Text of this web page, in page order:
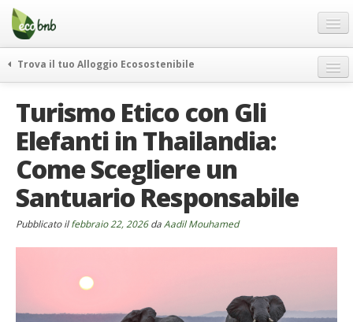
Menu
Salta
contenuto
Offerte Speciali
Regali
FAQ
Chi Siamo
Partner
Contatti
English
Trova il tuo Alloggio Ecosostenibile
itinerari
curiosità
vivere e viaggiare verde
news ed eventi
ecohotel
Turismo Etico con Gli
Elefanti in Thailandia:
Come Scegliere un
Santuario Responsabile
Pubblicato ilfebbraio 22, 2026da Aadil Mouhamed